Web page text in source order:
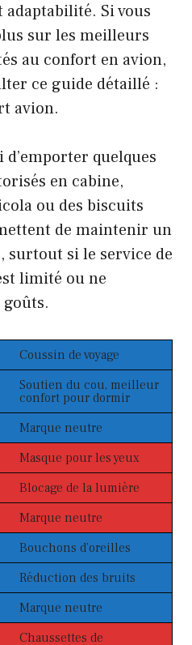
Si vous
sur les meilleurs
au confort en avion,
ce guide détaillé :
avion.
quelques
en cabine,
ou des biscuits
de maintenir un
surtout si le service de
limité ou ne
goûts.
Coussin de voyage
Soutien du cou, meilleur
confort pour dormir
Marque neutre
Masque pour les yeux
Blocage de la lumière
Marque neutre
Bouchons d’oreilles
Réduction des bruits
Marque neutre
Chaussettes de